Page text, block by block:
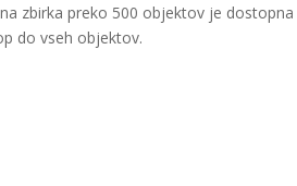
zbirka preko 500 objektov je dostopna
do vseh objektov.